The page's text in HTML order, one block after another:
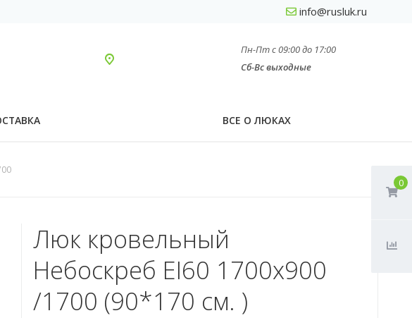
info@rusluk.ru
Пн-Пт с 09:00 до 17:00
Сб-Вс выходные
ВСЕ О ЛЮКАХ
Люк кровельный
Небоскреб EI60 1700x900
/1700 (90*170 см. )
0